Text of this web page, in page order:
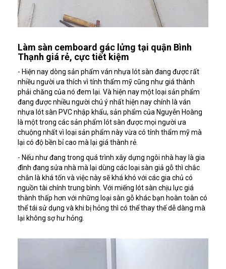
Làm sàn cemboard gác lửng tại quận Bình
Thạnh giá rẻ, cực tiết kiệm
- Hiện nay dòng sản phẩm ván nhựa lót sàn đang được rất
nhiều người ưa thích vì tính thẩm mỹ cũng như giá thành
phải chăng của nó đem lại. Và hiện nay một loại sản phẩm
đang được nhiều người chú ý nhất hiện nay chính là ván
nhựa lót sàn PVC nhập khẩu, sản phẩm của Nguyễn Hoàng
là một trong các sản phẩm lót sàn được mọi người ưa
chuộng nhất vì loại sản phẩm này vừa có tính thẩm mỹ mà
lại có độ bền bỉ cao mà lại giá thành rẻ.
- Nếu như đang trong quá trình xây dựng ngôi nhà hay là gia
đình đang sửa nhà mà lại dùng các loại sàn giả gỗ thì chắc
chắn là khá tốn và việc này sẽ khá khó với các gia chủ có
nguồn tài chính trung bình. Với miếng lót sàn chịu lực giá
thành thấp hơn với những loại sàn gỗ khác bạn hoàn toàn có
thể tái sử dụng và khi bị hỏng thì có thể thay thế dễ dàng mà
lại không sợ hư hỏng.